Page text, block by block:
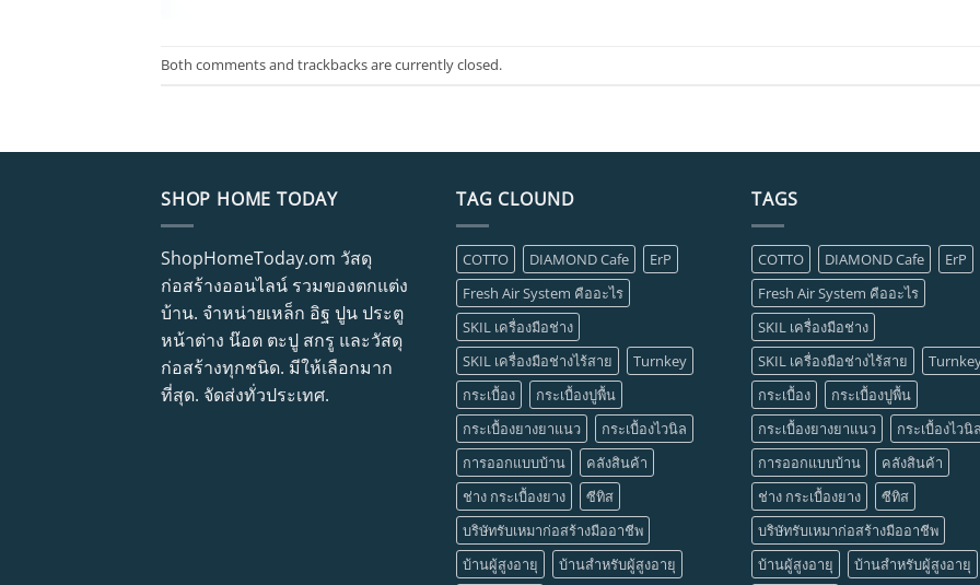
Both comments and trackbacks are currently closed.
SHOP HOME TODAY
ShopHomeToday.om วัสดุ
ก่อสร้างออนไลน์ รวมของตกแต่ง
บ้าน. จำหน่ายเหล็ก อิฐ ปูน ประตู
หน้าต่าง น๊อต ตะปู สกรู และวัสดุ
ก่อสร้างทุกชนิด. มีให้เลือกมาก
ที่สุด. จัดส่งทั่วประเทศ.
TAG CLOUND
COTTO DIAMOND Cafe
ErP
Fresh Air System คืออะไร
SKIL เครื่องมือช่าง
SKIL เครื่องมือช่างไร้สาย
Turnkey
กระเบื้อง
กระเบื้องปูพื้น
กระเบื้องยางยาแนว
กระเบื้องไวนิล
การออกแบบบ้าน
คลังสินค้า
ช่าง กระเบื้องยาง
ซีทิส
บริษัทรับเหมาก่อสร้างมืออาชีพ
บ้านผู้สูงอายุ
บ้านสำหรับผู้สูงอายุ
TAGS
COTTO DIAMOND Cafe
ErP
Fresh Air System คืออะไร
SKIL เครื่องมือช่าง
SKIL เครื่องมือช่างไร้สาย
กระเบื้อง
กระเบื้องปูพื้น
กระเบื้องยางยาแนว
กระเบื้องไวนิ
การออกแบบบ้าน
คลังสินค้า
ช่าง กระเบื้องยาง
ซีทิส
บริษัทรับเหมาก่อสร้างมืออาชีพ
บ้านผู้สูงอายุ
บ้านสำหรับผู้สูงอายุ